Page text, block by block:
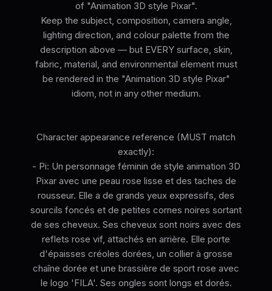
of "Animation 3D style Pixar".
Keep the subject, composition, camera angle,
lighting direction, and colour palette from the
description above — but EVERY surface, skin,
fabric, material, and environmental element must
be rendered in the "Animation 3D style Pixar"
idiom, not in any other medium.
Character appearance reference (MUST match
exactly):
- Pi: Un personnage féminin de style animation 3D
Pixar avec une peau rose lisse et des taches de
rousseur. Elle a de grands yeux expressifs, des
sourcils foncés et de petites cornes noires sortant
de ses cheveux. Ses cheveux sont noirs avec des
reflets rose vif, attachés en arrière. Elle porte
d'épaisses créoles dorées, un collier à grosse
chaîne dorée et une brassière de sport rose avec
le logo 'FILA'. Ses ongles sont longs et dorés.